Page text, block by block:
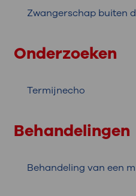
Zwangerschap buiten
Onderzoeken
Termijnecho
Behandelingen
Behandeling van een